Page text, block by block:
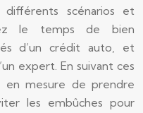
différents scénarios et
le temps de bien
d’un crédit auto, et
expert. En suivant ces
en mesure de prendre
les embûches pour